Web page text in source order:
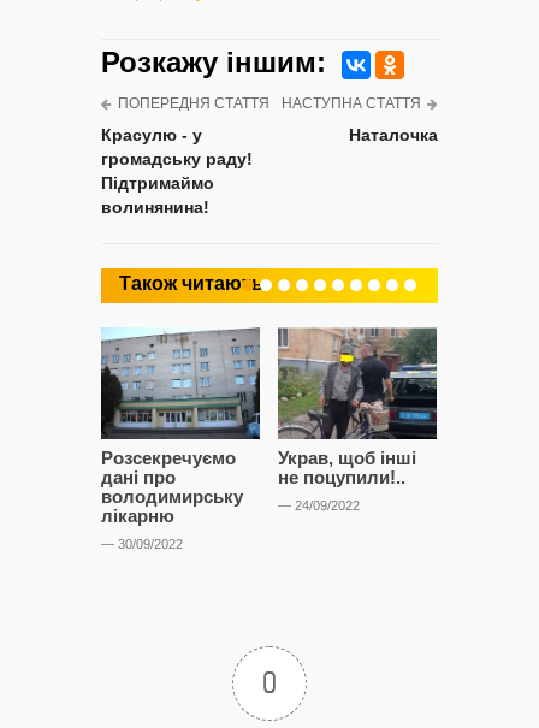
Розкажу iншим:
ПОПЕРЕДНЯ СТАТТЯ
Красулю - у
громадську раду!
Підтримаймо
волинянина!
НАСТУПНА СТАТТЯ
Наталочка
Також читають
Розсекречуємо
дані про
володимирську
лікарню
— 30/09/2022
Украв, щоб інші
не поцупили!..
— 24/09/2022
0